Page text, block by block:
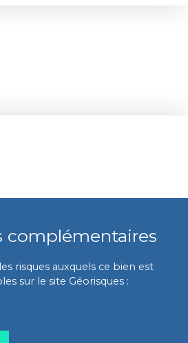
complémentaires
risques auxquels ce bien est
sur le site Géorisques :